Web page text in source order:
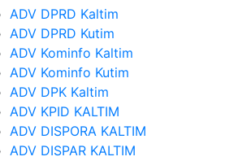
ADV DPRD Kaltim
ADV DPRD Kutim
ADV Kominfo Kaltim
ADV Kominfo Kutim
ADV DPK Kaltim
ADV KPID KALTIM
ADV DISPORA KALTIM
ADV DISPAR KALTIM